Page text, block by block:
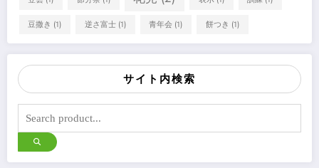
豆撒き (1) 逆さ富士(1) 青年会 (1) 餅つき (1)
サイト内検索